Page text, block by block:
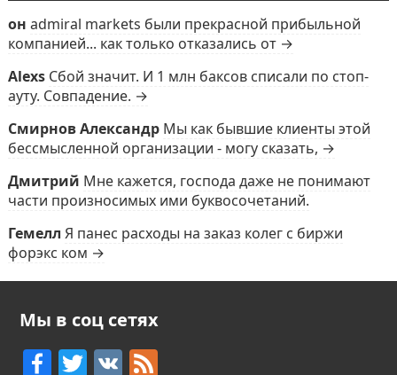
он admiral markets были прекрасной прибыльной
компанией... как только отказались от →
Alexs Сбой значит. И 1 млн баксов списали по стоп-
ауту. Совпадение. →
Смирнов Александр Мы как бывшие клиенты этой
бессмысленной организации - могу сказать, →
Дмитрий Мне кажется, господа даже не понимают
части произносимых ими буквосочетаний.
Гемелл Я панес расходы на заказ колег с биржи
форэкс ком →
Мы в соц сетях
F T V F